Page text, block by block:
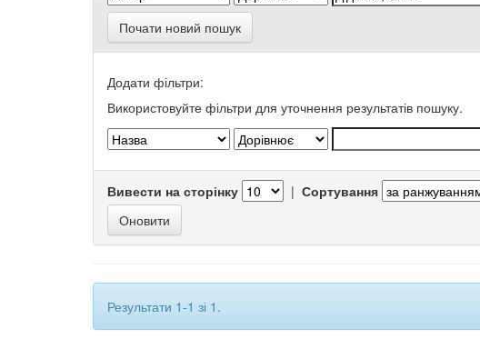
Почати новий пошук
Додати фільтри:
Використовуйте фільтри для уточнення результатів пошуку.
Вивести на сторінку | Сортування
Результати 1-1 зі 1.